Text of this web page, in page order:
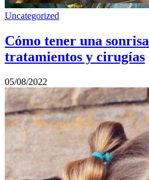
Uncategorized
Cómo tener una
tratamientos y cirugías
05/08/2022